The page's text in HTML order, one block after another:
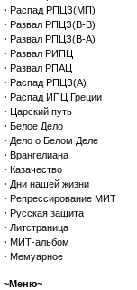
· Распад РПЦЗ(МП)
· Развал РПЦЗ(В-В)
· Развал РПЦЗ(В-А)
· Развал РИПЦ
· Развал РПАЦ
· Распад РПЦЗ(А)
· Распад ИПЦ Греции
· Царский путь
· Белое Дело
· Дело о Белом Деле
· Врангелиана
· Казачество
· Дни нашей жизни
· Репрессирование МИТ
· Русская защита
· Литстраница
· МИТ-альбом
· Мемуарное
~Меню~